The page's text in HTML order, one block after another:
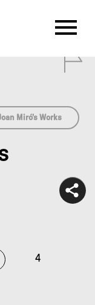
CAT
中文
Miró’s Works
4